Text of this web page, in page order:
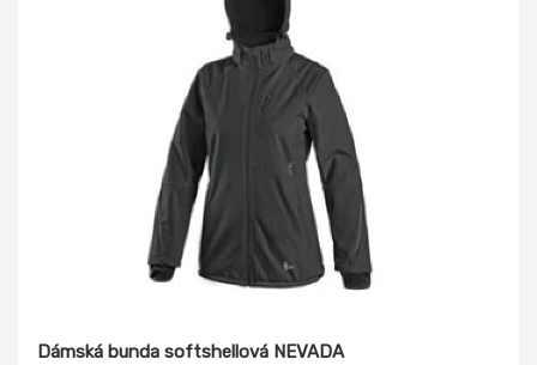
Dámská bunda softshellová NEVADA